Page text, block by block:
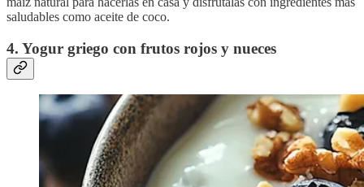
saludables como aceite de coco.
4. Yogur griego con frutos rojos y nueces